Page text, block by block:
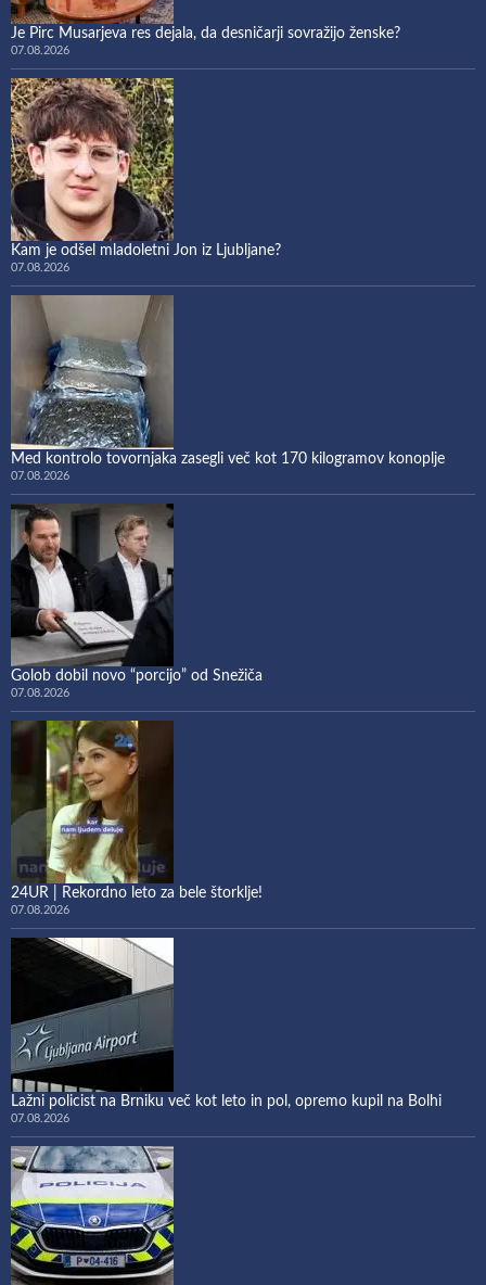
Je Pirc Musarjeva res dejala, da desničarji sovražijo ženske?
07.08.2026
Kam je odšel mladoletni Jon iz Ljubljane?
07.08.2026
Med kontrolo tovornjaka zasegli več kot 170 kilogramov konoplje
07.08.2026
Golob dobil novo “porcijo” od Snežiča
07.08.2026
24UR | Rekordno leto za bele štorklje!
07.08.2026
Lažni policist na Brniku več kot leto in pol, opremo kupil na Bolhi
07.08.2026